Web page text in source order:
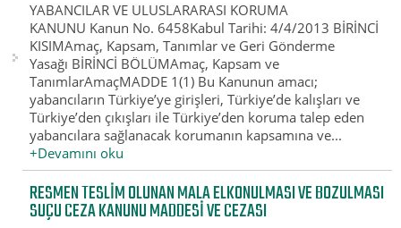
YABANCILAR VE ULUSLARARASI KORUMA
KANUNU Kanun No. 6458Kabul Tarihi: 4/4/2013 BİRİNCİ
KISIMAmaç, Kapsam, Tanımlar ve Geri Gönderme
Yasağı BİRİNCİ BÖLÜMAmaç, Kapsam ve
TanımlarAmaçMADDE 1(1) Bu Kanunun amacı;
yabancıların Türkiye’ye girişleri, Türkiye’de kalışları ve
Türkiye’den çıkışları ile Türkiye’den koruma talep eden
yabancılara sağlanacak korumanın kapsamına ve...
+Devamını oku
RESMEN TESLIM OLUNAN MALA ELKONULMASI VE BOZULMASI
SUÇU CEZA KANUNU MADDESI VE CEZASI